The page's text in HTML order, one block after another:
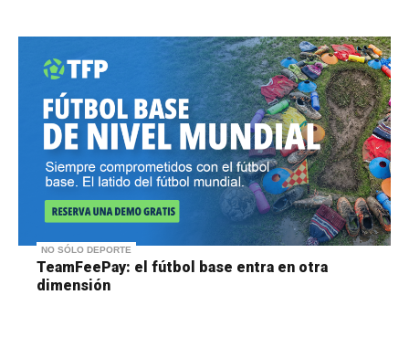
NO SÓLO DEPORTE
TeamFeePay: el fútbol base entra en otra
dimensión